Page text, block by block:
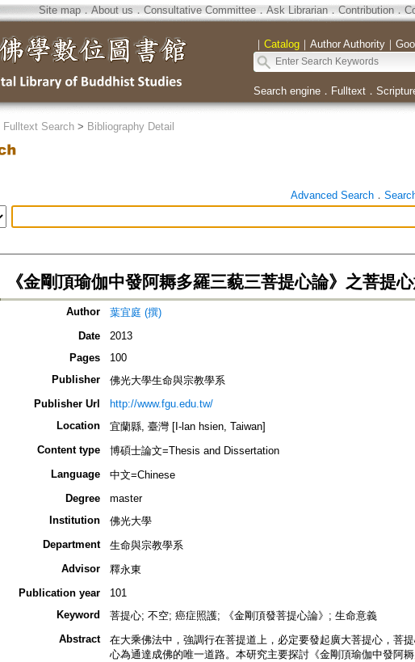
Site map．About us ． Consultative Committee． Ask Librarian． Contribution．
｜ Catalog｜ Author Authority｜
Search engine． Fulltext．
Fulltext Search> Bibliography Detail
Advanced Search．
《金剛頂瑜伽中發阿耨多羅三藐三菩提心論》之菩提
Author
葉宜庭 (撰)
Date
2013
Pages
100
Publisher
佛光大學生命與宗教學系
Publisher Url
http://www.fgu.edu.tw/
Location
宜蘭縣, 臺灣 [I-lan hsien, Taiwan]
Content type
博碩士論文=Thesis and Dissertation
Language
中文=Chinese
Degree
master
Institution
佛光大學
Department
生命與宗教學系
Advisor
釋永東
Publication year
101
Keyword
菩提心; 不空; 癌症照護; 《金剛頂發菩提心論》; 生命意義
Abstract
在大乘佛法中，強調行在菩提道上，必定要發起廣大菩提心，菩
心為通達成佛的唯一道路。本研究主要探討《金剛頂瑜伽中發阿